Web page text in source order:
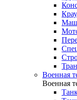
Военная
Военная